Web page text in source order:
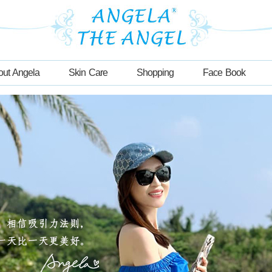
Angela Skin Care Shopping Face Book